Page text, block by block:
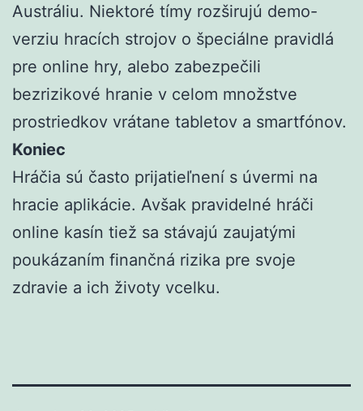
Austráliu. Niektoré tímy rozširujú demo-
verziu hracích strojov o špeciálne pravidlá
pre online hry, alebo zabezpečili
bezrizikové hranie v celom množstve
prostriedkov vrátane tabletov a smartfónov.
Koniec
Hráčia sú často prijatieľnení s úvermi na
hracie aplikácie. Avšak pravidelné hráči
online kasín tiež sa stávajú zaujatými
poukázaním finančná rizika pre svoje
zdravie a ich životy vcelku.